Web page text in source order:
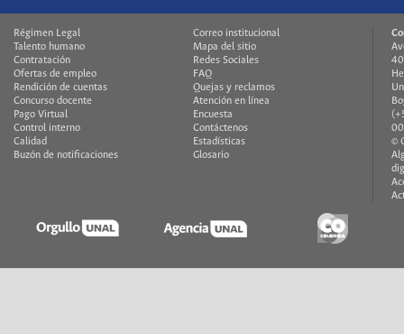
Régimen Legal
Talento humano
Contratación
Ofertas de empleo
Rendición de cuentas
Concurso docente
Pago Virtual
Control interno
Calidad
Buzón de notificaciones
Correo institucional
Mapa del sitio
Redes Sociales
FAQ
Quejas y reclamos
Atención en línea
Encuesta
Contáctenos
Estadísticas
Glosario
©